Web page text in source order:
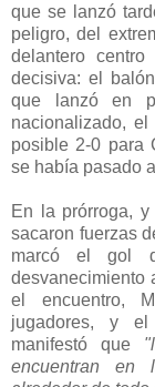
que se lanzó
peligro, del
delantero
decisiva: el
que lanzó en
nacionalizado,
posible 2-0 para
se había pasado
En la prórroga,
sacaron fuerzas
marcó el gol
desvanecimiento
el encuentro,
jugadores, y el
manifestó que
encuentran en